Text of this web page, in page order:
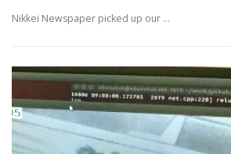
Nikkei Newspaper picked up our …